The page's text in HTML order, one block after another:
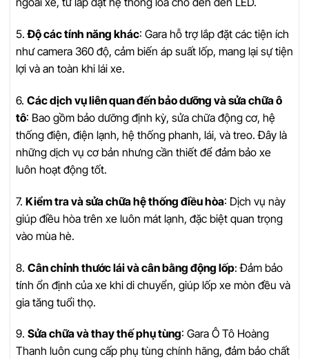
5.Độ các tính năng khác: Gara hỗ trợ lắp đặt các tiện ích
như camera 360 độ, cảm biến áp suất lốp, mang lại sự tiện
lợi và an toàn khi lái xe.
6. Các dịch vụ liên quan đến bảo dưỡng và sửa chữa ô
tô: Bao gồm bảo dưỡng định kỳ, sửa chữa động cơ, hệ
thống điện, điện lạnh, hệ thống phanh, lái, và treo. Đây là
những dịch vụ cơ bản nhưng cần thiết để đảm bảo xe
luôn hoạt động tốt.
7. Kiểm tra và sửa chữa hệ thống điều hòa: Dịch vụ này
giúp điều hòa trên xe luôn mát lạnh, đặc biệt quan trọng
vào mùa hè.
8. Cân chỉnh thước lái và cân bằng động lốp: Đảm bảo
tính ổn định của xe khi di chuyển, giúp lốp xe mòn đều và
gia tăng tuổi thọ.
9. Sửa chữa và thay thế phụ tùng: Gara Ô Tô Hoàng
Thanh luôn cung cấp phụ tùng chính hãng, đảm bảo chất